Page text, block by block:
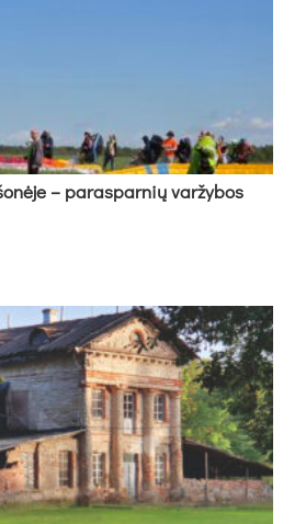
– pa­ras­par­nių var­žy­bos